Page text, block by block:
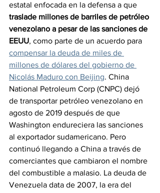
estatal enfocada en la defensa a que
traslade millones de barriles de petróleo
venezolano a pesar de las sanciones de
EEUU, como parte de un acuerdo para
compensar la deuda de miles de
millones de dólares del gobierno de
Nicolás Maduro con Beijing. China
National Petroleum Corp (CNPC) dejó
de transportar petróleo venezolano en
agosto de 2019 después de que
Washington endureciera las sanciones
al exportador sudamericano. Pero
continuó llegando a China a través de
comerciantes que cambiaron el nombre
del combustible a malasio. La deuda de
Venezuela data de 2007, la era del